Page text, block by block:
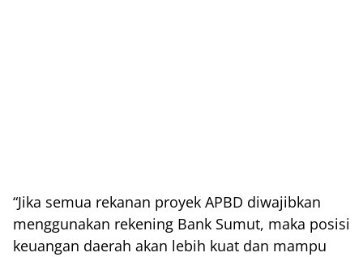
“Jika semua rekanan proyek APBD diwajibkan
menggunakan rekening Bank Sumut, maka posisi
keuangan daerah akan lebih kuat dan mampu